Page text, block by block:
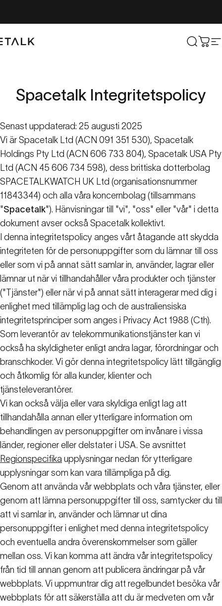
Sök
Spacetalk Integritetspolicy
Senast uppdaterad: 25 augusti 2025
Vi är Spacetalk Ltd (ACN 091 351 530), Spacetalk
Holdings Pty Ltd (ACN 606 733 804), Spacetalk USA Pty
Ltd (ACN 45 606 734 598), dess brittiska dotterbolag
SPACETALKWATCH UK Ltd (organisationsnummer
11843344) och alla våra koncernbolag (tillsammans
"Spacetalk"). Hänvisningar till "vi", "oss" eller "vår" i detta
dokument avser också Spacetalk kollektivt.
I denna integritetspolicy anges vårt åtagande att skydda
integriteten för de personuppgifter som du lämnar till oss
eller som vi på annat sätt samlar in, använder, lagrar eller
lämnar ut när vi tillhandahåller våra produkter och tjänster
("Tjänster") eller när vi på annat sätt interagerar med dig i
enlighet med tillämplig lag och de australiensiska
integritetsprinciper som anges i Privacy Act 1988 (Cth).
Som leverantör av telekommunikationstjänster kan vi
också ha skyldigheter enligt andra lagar, förordningar och
branschkoder. Vi gör denna integritetspolicy lätt tillgänglig
och åtkomlig för alla kunder, klienter och
tjänsteleverantörer.
Vi kan också välja eller vara skyldiga enligt lag att
tillhandahålla annan eller ytterligare information om
behandlingen av personuppgifter om invånare i vissa
länder, regioner eller delstater i USA. Se avsnittet
Regionspecifika upplysningar nedan för ytterligare
upplysningar som kan vara tillämpliga på dig.
Genom att använda vår webbplats och våra tjänster, eller
genom att lämna personuppgifter till oss, samtycker du till
att vi samlar in, använder och lämnar ut dina
personuppgifter i enlighet med denna integritetspolicy
och eventuella andra överenskommelser som gäller
mellan oss. Vi kan komma att ändra vår integritetspolicy
från tid till annan genom att publicera ändringar på vår
webbplats. Vi uppmuntrar dig att regelbundet besöka vår
webbplats för att säkerställa att du är medveten om vår